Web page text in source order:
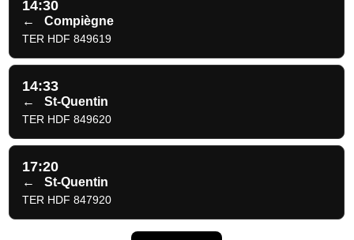
14:30
← Compiègne
TER HDF 849619
14:33
← St-Quentin
TER HDF 849620
17:20
← St-Quentin
TER HDF 847920